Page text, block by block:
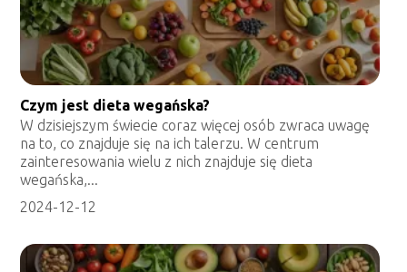
Czym jest dieta wegańska?
W dzisiejszym świecie coraz więcej osób zwraca uwagę
na to, co znajduje się na ich talerzu. W centrum
zainteresowania wielu z nich znajduje się dieta
wegańska,...
2024-12-12